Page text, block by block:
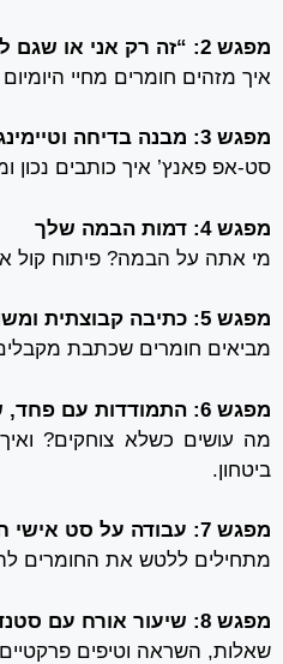
מפגש 2: “זה רק אני או שגם לכם זה קורה?”
איך מזהים חומרים מחיי
מפגש 3: מבנה בדיחה וטיימינג קומי
סט-אפ פאנץ’ איך כותבים נכון
מפגש 4: דמות הבמה שלך
מי אתה על הבמה? פיתוח קול
מפגש 5: כתיבה קבוצתית ומשוב
מביאים חומרים שכתבת
מפגש 6: התמודדות עם פחד, שתיקות ו”פצצות”
מה עושים כשלא צוחקים?
ביטחון.
מפגש 7: עבודה על סט אישי חלק א’
מתחילים ללטש את החומרים
מפגש 8: שיעור אורח עם סטנדאפיסט מוכר מהתעשייה
שאלות, השראה וטיפים